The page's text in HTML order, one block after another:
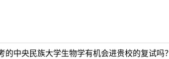
中央民族大学生物学有机会进贵校的复试吗？